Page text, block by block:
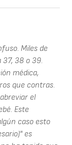
Miles de
38 o 39.
médica,
que contras.
el
Este
caso esto
es